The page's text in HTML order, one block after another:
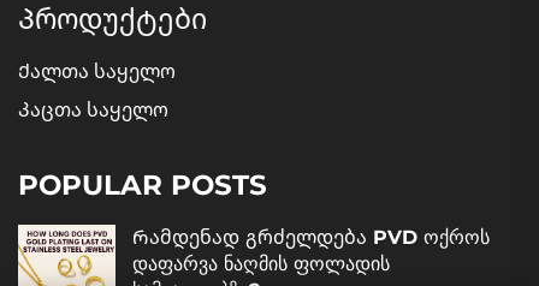
Პროდუქტები
Ქალთა საყელო
Კაცთა საყელო
POPULAR POSTS
Რამდენად გრძელდება PVD ოქროს
დაფარვა ნაღმის ფოლადის